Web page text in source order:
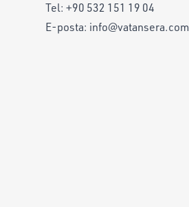
Tel: +90 532 151 19 04
E-posta: info@vatansera.com